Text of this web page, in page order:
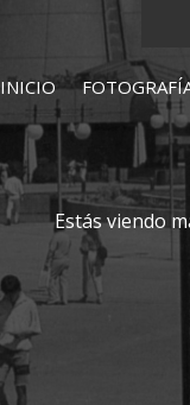
INICIO
Estás viendo